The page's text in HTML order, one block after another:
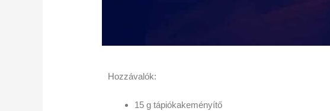
Hozzávalók:
15 g tápiókakeményítő